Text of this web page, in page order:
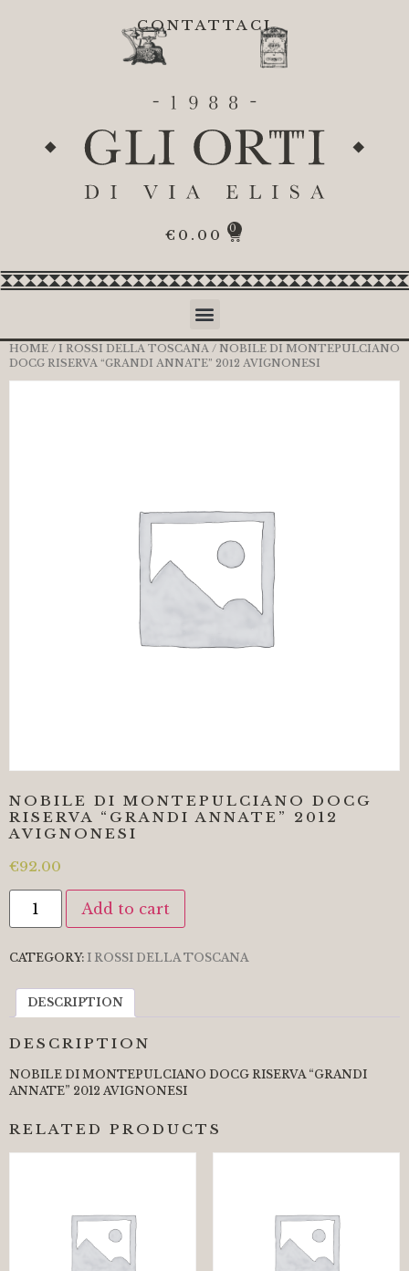
CONTATTACI
€ 0.00 0
HOME / I ROSSI DELLA TOSCANA / NOBILE DI MONTEPULCIANO
DOCG RISERVA “GRANDI ANNATE” 2012 AVIGNONESI
NOBILE DI MONTEPULCIANO DOCG
RISERVA “GRANDI ANNATE” 2012
AVIGNONESI
€92.00
Add to cart
CATEGORY: I ROSSI DELLA TOSCANA
DESCRIPTION
DESCRIPTION
NOBILE DI MONTEPULCIANO DOCG RISERVA “GRANDI
ANNATE” 2012 AVIGNONESI
RELATED PRODUCTS